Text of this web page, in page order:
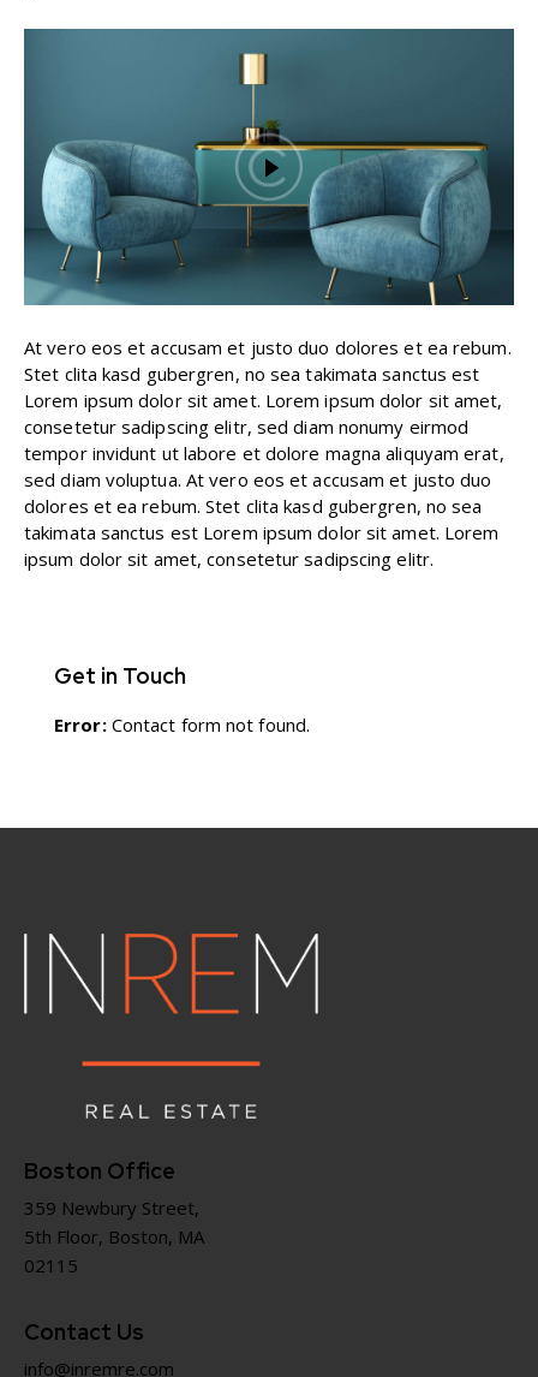
At vero eos et accusam et justo duo dolores et ea rebum.
Stet clita kasd gubergren, no sea takimata sanctus est
Lorem ipsum dolor sit amet. Lorem ipsum dolor sit amet,
consetetur sadipscing elitr, sed diam nonumy eirmod
tempor invidunt ut labore et dolore magna aliquyam erat,
sed diam voluptua. At vero eos et accusam et justo duo
dolores et ea rebum. Stet clita kasd gubergren, no sea
takimata sanctus est Lorem ipsum dolor sit amet. Lorem
ipsum dolor sit amet, consetetur sadipscing elitr.
Get in Touch
Error:Contact form not found.
Boston Office
359 Newbury Street,
5th Floor, Boston, MA
02115
Contact Us
info@inremre.com